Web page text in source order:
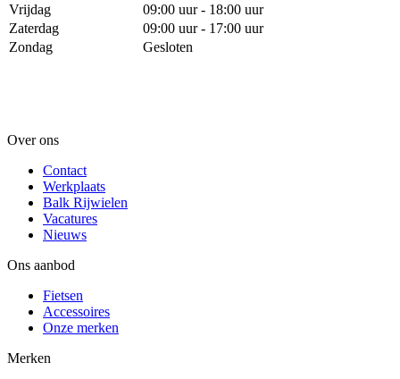
Vrijdag
09:00 uur - 18:00 uur
Zaterdag
09:00 uur - 17:00 uur
Zondag
Gesloten
Over ons
Contact
Werkplaats
Balk Rijwielen
Vacatures
Nieuws
Ons aanbod
Fietsen
Accessoires
Onze merken
Merken